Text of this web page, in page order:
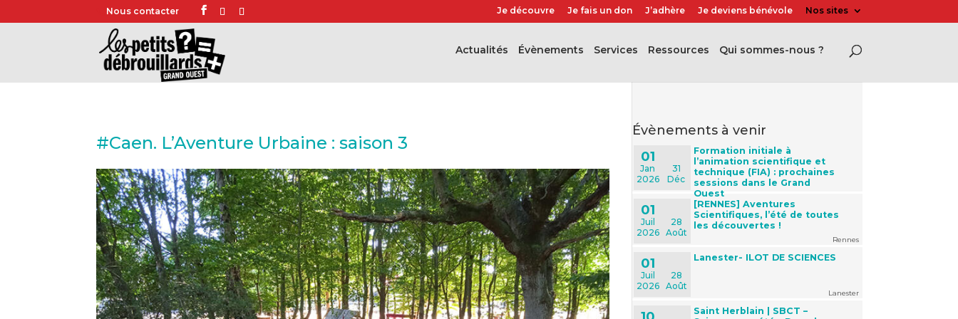
Nous contacter Je découvre Je fais un don J’adhère Je deviens bénévole Nos sites
Actualités évènements Services Ressources Qui sommes-nous ?
#Caen. L’Aventure Urbaine : saison 3
évènements à venir
01
Jan
2026
31
Déc
Formation initiale à
l’animation scientifique et
technique (FIA) : prochaines
sessions dans le Grand
Ouest
01
Juil
2026
28
Août
[RENNES] Aventures
Scientifiques, l’été de toutes
les découvertes !
Rennes
01
Juil
2026
28
Août
Lanester- ILOT DE SCIENCES
Lanester
Saint Herblain | SBCT –